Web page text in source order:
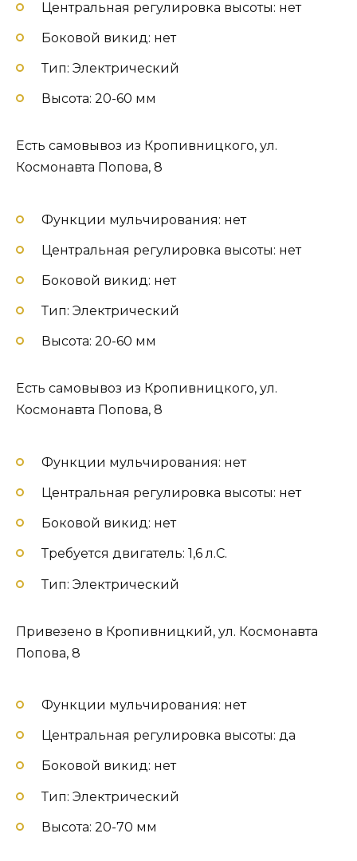
Центральная регулировка высоты: нет
Боковой викид: нет
Тип: Электрический
Высота: 20-60 мм
Есть самовывоз из Кропивницкого, ул.
Космонавта Попова, 8
Функции мульчирования: нет
Центральная регулировка высоты: нет
Боковой викид: нет
Тип: Электрический
Высота: 20-60 мм
Есть самовывоз из Кропивницкого, ул.
Космонавта Попова, 8
Функции мульчирования: нет
Центральная регулировка высоты: нет
Боковой викид: нет
Требуется двигатель: 1,6 л.С.
Тип: Электрический
Привезено в Кропивницкий, ул. Космонавта
Попова, 8
Функции мульчирования: нет
Центральная регулировка высоты: да
Боковой викид: нет
Тип: Электрический
Высота: 20-70 мм